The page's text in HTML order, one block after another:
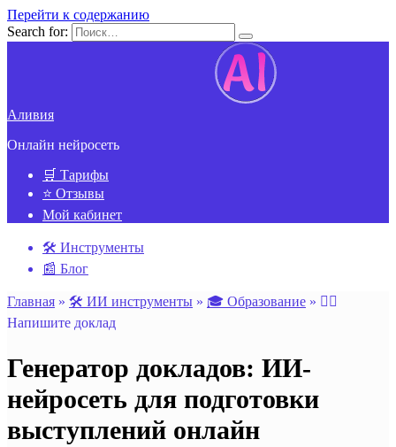
Перейти к содержанию
Search for:
Аливия
Онлайн нейросеть
🛒 Тарифы
⭐ Отзывы
Мой кабинет
🛠️ Инструменты
📰 Блог
Главная » 🛠️ ИИ инструменты » 🎓 Образование » ✍🏻
Напишите доклад
Генератор докладов: ИИ-
нейросеть для подготовки
выступлений онлайн